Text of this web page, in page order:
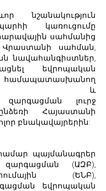
նշանակություն
կառուցումը
սահմանից
Վրաստանի սահման,
նավահանգիստներ,
եվրոպական
և
զարգացման լուրջ
Հայաստանի
բնակավայրերին:
պայմանագրեր
(ԱԶԲ),
(ԵՆԲ),
եվրոպական